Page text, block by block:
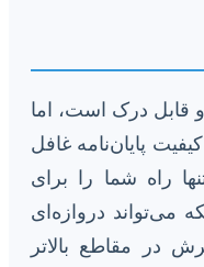
قابل درک است، اما
پایان‌نامه غافل
راه شما را برای
می‌تواند دروازه‌ای
در مقاطع بالاتر